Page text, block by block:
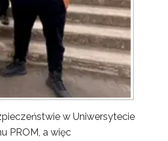
w Uniwersytecie
PROM, a więc